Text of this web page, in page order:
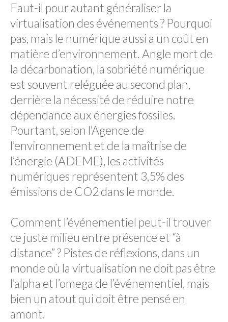
Faut-il pour autant généraliser la
virtualisation des événements ? Pourquoi
pas, mais le numérique aussi a un coût en
matière d’environnement. Angle mort de
la décarbonation, la sobriété numérique
est souvent reléguée au second plan,
derrière la nécessité de réduire notre
dépendance aux énergies fossiles.
Pourtant, selon l’Agence de
l’environnement et de la maîtrise de
l’énergie (ADEME), les activités
numériques représentent 3,5% des
émissions de CO2 dans le monde.
Comment l’événementiel peut-il trouver
ce juste milieu entre présence et “à
distance” ? Pistes de réflexions, dans un
monde où la virtualisation ne doit pas être
l’alpha et l’omega de l’événementiel, mais
bien un atout qui doit être pensé en
amont.